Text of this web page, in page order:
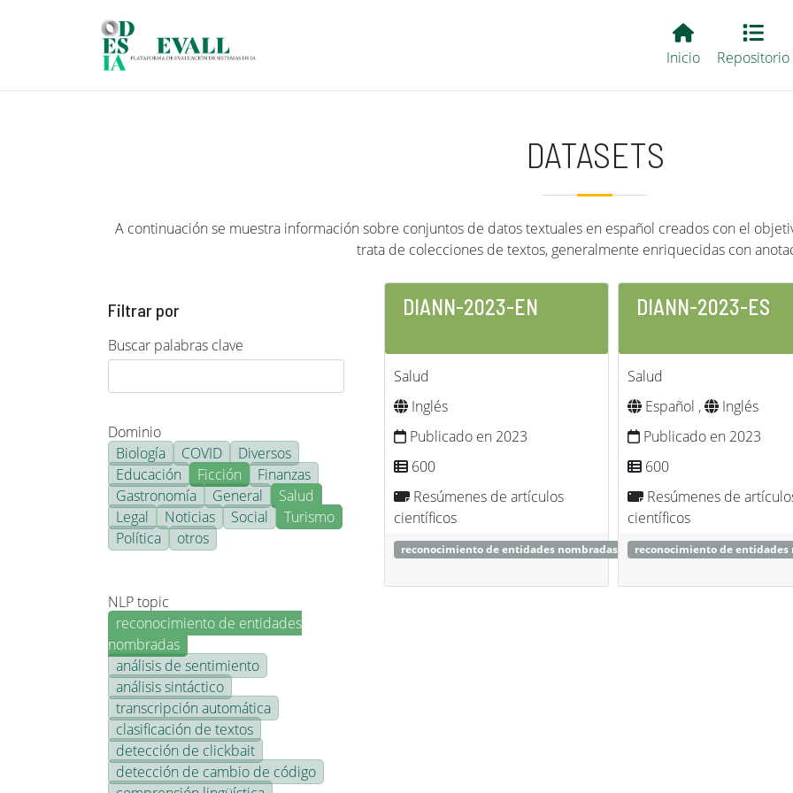
Main EvALL
Inicio Repositorio
DATASETS
A continuación se muestra información sobre conjuntos de datos textuales en español creados con el
trata de colecciones de textos, generalmente enriquecidas con
Filtrar por
Buscar palabras clave
Dominio
Biología
COVID
Diversos
Educación
Ficción
Finanzas
Gastronomía
General
Salud
Legal
Noticias Social
Turismo
Política
otros
NLP topic
reconocimiento de entidades
nombradas
análisis de sentimiento
análisis sintáctico
transcripción automática
clasificación de textos
detección de clickbait
detección de cambio de código
DIANN-2023-EN
Salud
Inglés
Publicado en 2023
600
Resúmenes de artículos
científicos
reconocimiento de entidades nombradas
DIANN-2023-ES
Salud
Español ,
Inglés
Publicado en 2023
600
Resúmenes de
científicos
reconocimiento de entidades